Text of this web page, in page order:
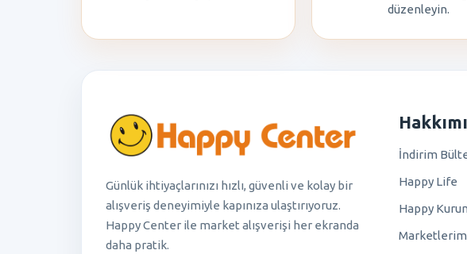
düzenleyin.
Günlük ihtiyaçlarınızı hızlı, güvenli ve kolay bir
alışveriş deneyimiyle kapınıza ulaştırıyoruz.
Happy Center ile market alışverişi her ekranda
daha pratik.
İndirim
Happy Life
Happy